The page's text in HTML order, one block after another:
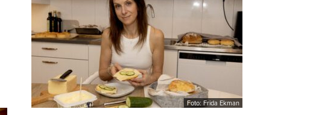
Foto: Frida Ekman